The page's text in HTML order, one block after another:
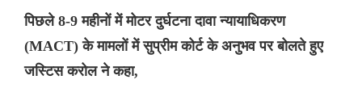
पिछले 8-9 महीनों में मोटर दुर्घटना दावा न्यायाधिकरण
(MACT) के मामलों में सुप्रीम कोर्ट के अनुभव पर बोलते हुए
जस्टिस करोल ने कहा,